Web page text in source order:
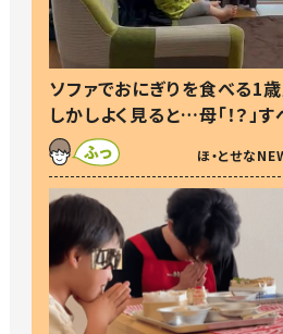
ソファでおにぎりを食べる1
しかしよく見ると…母「！？」
察した母の投稿に「可愛いか
す！」「現行犯〜」
ほ・とせな